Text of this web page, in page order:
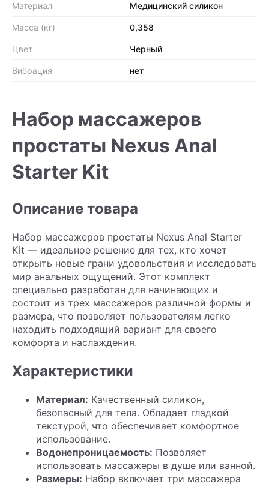
Материал Медицинский силикон
Масса (кг) 0,358
Цвет Черный
Вибрация нет
Набор массажеров
простаты Nexus Anal
Starter Kit
Описание товара
Набор массажеров простаты Nexus Anal Starter
Kit — идеальное решение для тех, кто хочет
открыть новые грани удовольствия и исследовать
мир анальных ощущений. Этот комплект
специально разработан для начинающих и
состоит из трех массажеров различной формы и
размера, что позволяет пользователям легко
находить подходящий вариант для своего
комфорта и наслаждения.
Характеристики
Материал: Качественный силикон,
безопасный для тела. Обладает гладкой
текстурой, что обеспечивает комфортное
использование.
Водонепроницаемость: Позволяет
использовать массажеры в душе или ванной.
Размеры: Набор включает три массажера